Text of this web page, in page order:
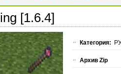
[1.6.4]
Категория:
Архив Zip